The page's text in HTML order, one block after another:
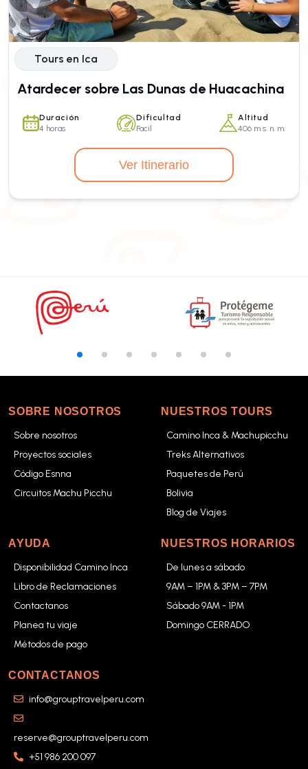
Tours en Ica
Atardecer sobre Las Dunas de Huacachina
Duración
4 horas
Dificultad
Facil
Altitud
406 m s. n. m.
Ver Itinerario
SOBRE NOSOTROS
Sobre nosotros
Proyectos sociales
Código Esnna
Circuitos Machu Picchu
NUESTROS TOURS
Camino Inca & Machupicchu
Treks Alternativos
Paquetes de Perú
Bolivia
Blog de Viajes
AYUDA
Disponibilidad Camino Inca
Libro de Reclamaciones
Contactanos
Planea tu viaje
Métodos de pago
NUESTROS HORARIOS
De lunes a sábado
9AM – 1PM & 3PM – 7PM
Sábado 9AM - 1PM
Domingo CERRADO
CONTACTANOS
info@grouptravelperu.com
reserve@grouptravelperu.com
+51 986 200 097